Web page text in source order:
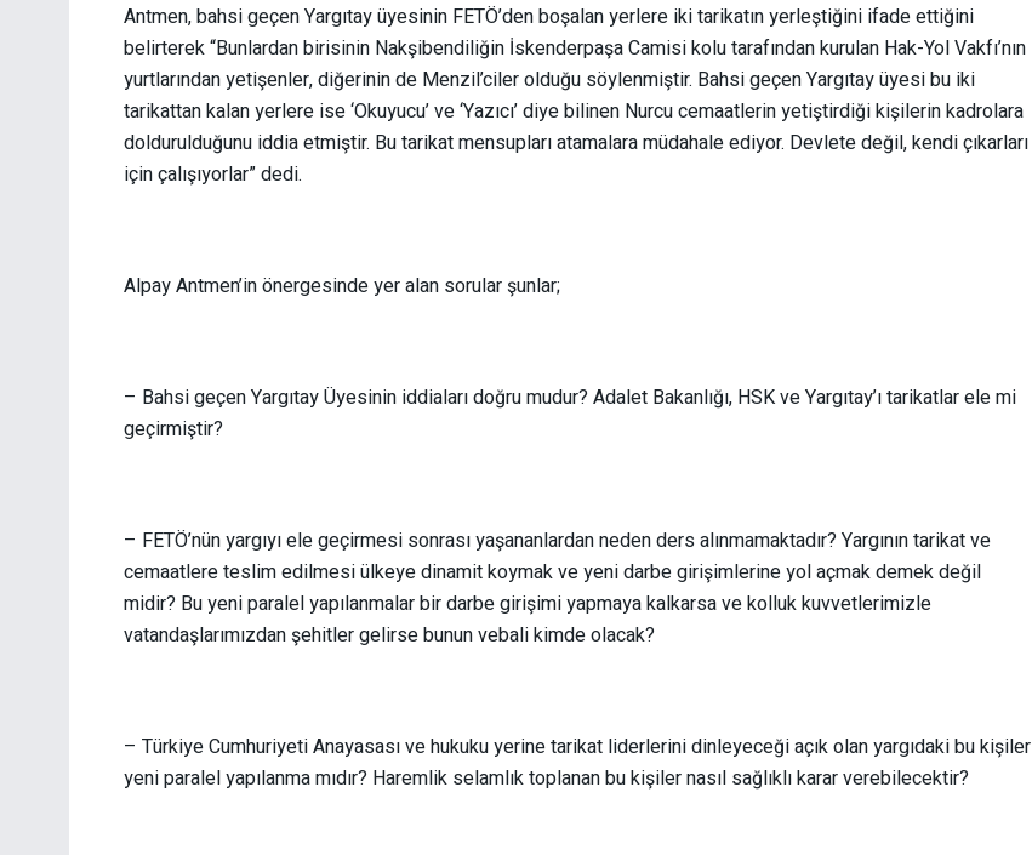
Antmen, bahsi geçen Yargıtay üyesinin FETÖ’den boşalan yerlere iki tarikatın yerleştiğini ifade ettiğini
belirterek “Bunlardan birisinin Nakşibendiliğin İskenderpaşa Camisi kolu tarafından kurulan Hak-Yol Vakfı’nın
yurtlarından yetişenler, diğerinin de Menzil’ciler olduğu söylenmiştir. Bahsi geçen Yargıtay üyesi bu iki
tarikattan kalan yerlere ise ‘Okuyucu’ ve ‘Yazıcı’ diye bilinen Nurcu cemaatlerin yetiştirdiği kişilerin kadrolara
doldurulduğunu iddia etmiştir. Bu tarikat mensupları atamalara müdahale ediyor. Devlete değil, kendi çıkarları
için çalışıyorlar” dedi.
Alpay Antmen’in önergesinde yer alan sorular şunlar;
– Bahsi geçen Yargıtay Üyesinin iddiaları doğru mudur? Adalet Bakanlığı, HSK ve Yargıtay’ı tarikatlar ele mi
geçirmiştir?
– FETÖ’nün yargıyı ele geçirmesi sonrası yaşananlardan neden ders alınmamaktadır? Yargının tarikat ve
cemaatlere teslim edilmesi ülkeye dinamit koymak ve yeni darbe girişimlerine yol açmak demek değil
midir? Bu yeni paralel yapılanmalar bir darbe girişimi yapmaya kalkarsa ve kolluk kuvvetlerimizle
vatandaşlarımızdan şehitler gelirse bunun vebali kimde olacak?
– Türkiye Cumhuriyeti Anayasası ve hukuku yerine tarikat liderlerini dinleyeceği açık olan yargıdaki bu kişiler
yeni paralel yapılanma mıdır? Haremlik selamlık toplanan bu kişiler nasıl sağlıklı karar verebilecektir?